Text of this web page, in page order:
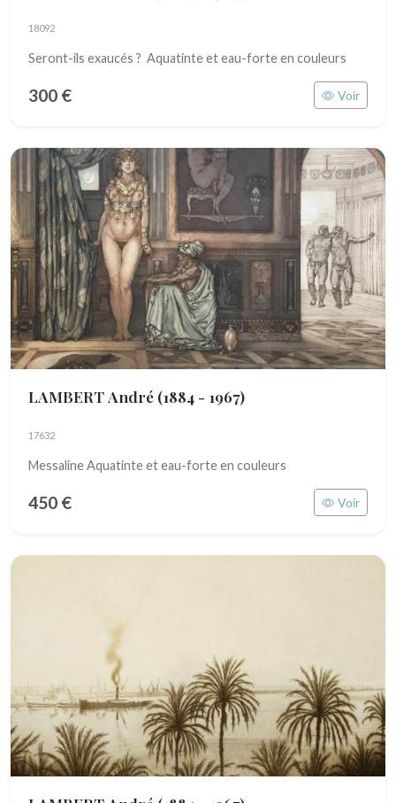
18092
Seront-ils exaucés ? Aquatinte et eau-forte en couleurs
300 € Voir
LAMBERT André (1884 - 1967)
17632
Messaline Aquatinte et eau-forte en couleurs
450 € Voir